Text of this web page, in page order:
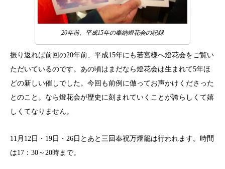
20年前、平成15年の奉納燈花会の記録
振り返れば前回の20年前、平成15年にも若宮様へ燈花会をご覧い
ただいているのです。あの頃はまだなら燈花会は生まれて5年ほ
どの新しい催しでした。今回も前例に倣ってお声かけくださった
とのこと。なら燈花会が歴史に刻まれていくことが誇らしくて嬉
しくてなりません。
11月12日・19日・26日とあと三回奉祝万燈籠は行われます。時間
は17：30～20時まで。